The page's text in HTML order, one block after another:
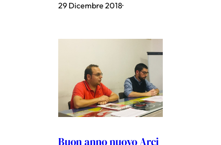
29 Dicembre 2018·
Buon anno nuovo Arci